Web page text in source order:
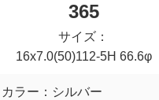
365
サイズ：
16x7.0(50)112-5H 66.6φ
カラー： シルバー